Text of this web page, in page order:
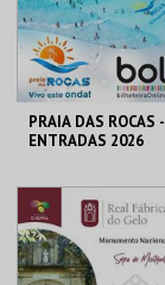
COMPRAR
PRAIA DAS ROCAS -
ENTRADAS 2026
PRAIA DAS ROCAS
MAIS INFO